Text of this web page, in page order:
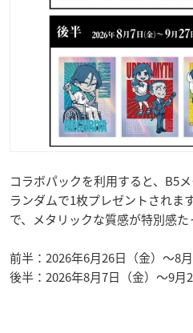
コラボパックを利用すると、B5
ランダムで1枚プレゼントされま
で、メタリックな質感が特別感た
前半：2026年6月26日（金）〜8月
後半：2026年8月7日（金）〜9月